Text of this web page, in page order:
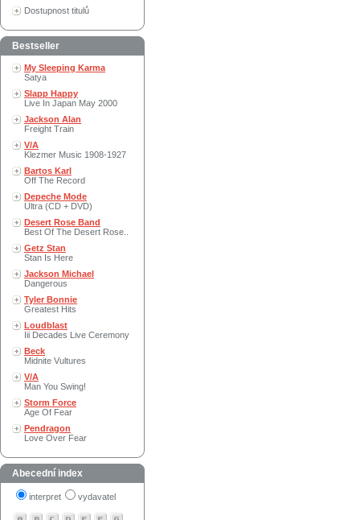
Dostupnost titulů
Bestseller
My Sleeping Karma
Satya
Slapp Happy
Live In Japan May 2000
Jackson Alan
Freight Train
V/A
Klezmer Music 1908-1927
Bartos Karl
Off The Record
Depeche Mode
Ultra (CD + DVD)
Desert Rose Band
Best Of The Desert Rose..
Getz Stan
Stan Is Here
Jackson Michael
Dangerous
Tyler Bonnie
Greatest Hits
Loudblast
Iii Decades Live Ceremony
Beck
Midnite Vultures
V/A
Man You Swing!
Storm Force
Age Of Fear
Pendragon
Love Over Fear
Abecední index
interpret vydavatel